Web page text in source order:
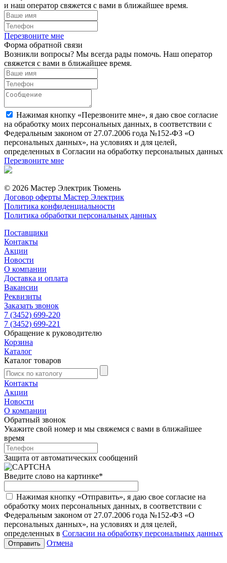
и наш оператор свяжется с вами в ближайшее время.
Перезвоните мне
Форма обратной связи
Возникли вопросы? Мы всегда рады помочь. Наш оператор
свяжется с вами в ближайшее время.
Нажимая кнопку «Перезвоните мне», я даю свое согласие
на обработку моих персональных данных, в соответствии с
Федеральным законом от 27.07.2006 года №152-ФЗ «О
персональных данных», на условиях и для целей,
определенных в Согласии на обработку персональных данных
Перезвоните мне
© 2026 Мастер Электрик Тюмень
Договор оферты Мастер Электрик
Политика конфиденциальности
Политика обработки персональных данных
Поставщики
Контакты
Акции
Новости
О компании
Доставка и оплата
Вакансии
Реквизиты
Заказать звонок
7 (3452) 699-220
7 (3452) 699-221
Обращение к руководителю
Корзина
Каталог
Каталог товаров
Контакты
Акции
Новости
О компании
Обратный звонок
Укажите свой номер и мы свяжемся с вами в ближайшее
время
Защита от автоматических сообщений
Введите слово на картинке*
Нажимая кнопку «Отправить», я даю свое согласие на
обработку моих персональных данных, в соответствии с
Федеральным законом от 27.07.2006 года №152-ФЗ «О
персональных данных», на условиях и для целей,
определенных в Согласии на обработку персональных данных
Отмена